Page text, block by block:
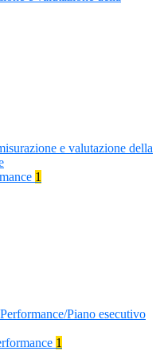
e valutazione della
1
Piano esecutivo
1